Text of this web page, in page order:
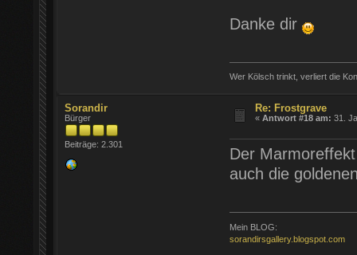
Danke dir
Wer Kölsch trinkt, verliert die
Sorandir
Bürger
Beiträge: 2.301
Re: Frostgrave
«Antwort #18 am: 31.
Der
auch die
Mein BLOG:
sorandirsgallery.blogspot.com